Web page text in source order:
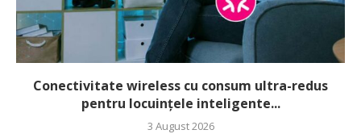
Conectivitate wireless cu consum ultra-redus
pentru locuințele inteligente...
3 August 2026